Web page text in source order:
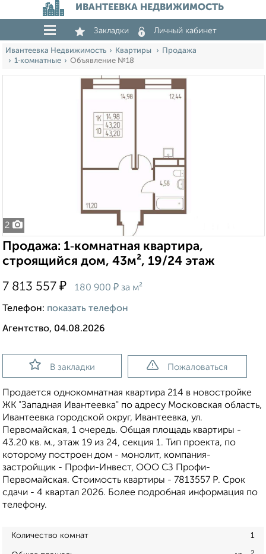
ИВАНТЕЕВКА НЕДВИЖИМОСТЬ
Закладки Личный кабинет
Ивантеевка Недвижимость Квартиры
Продажа
1‑комнатные
Объявление №18
2
Продажа: 1‑комнатная квартира,
строящийся дом, 43м², 19/24 этаж
7 813 557 ₽ 180 900 ₽ за м²
Телефон: показать телефон
Агентство, 04.08.2026
В закладки Пожаловаться
Продается однокомнатная квартира 214 в новостройке
ЖК "Западная Ивантеевка" по адресу Московская область,
Ивантеевка городской округ, Ивантеевка, ул.
Первомайская, 1 очередь. Общая площадь квартиры -
43.20 кв. м., этаж 19 из 24, секция 1. Тип проекта, по
которому построен дом - монолит, компания-
застройщик - Профи-Инвест, ООО СЗ Профи-
Первомайская. Стоимость квартиры - 7813557 Р. Срок
сдачи - 4 квартал 2026. Более подробная информация по
телефону.
Количество комнат 1